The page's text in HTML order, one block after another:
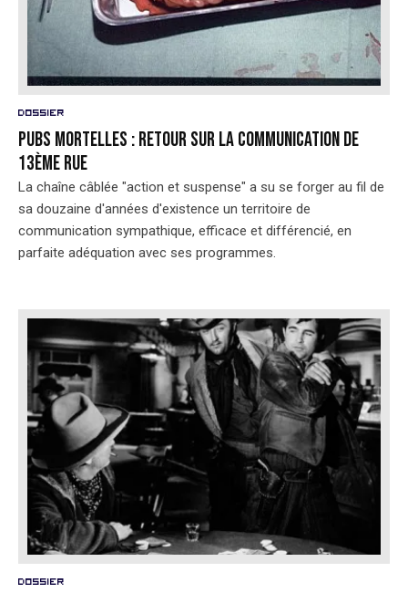
Dossier
Pubs mortelles : retour sur la communication de
13ème Rue
La chaîne câblée "action et suspense" a su se forger au fil de
sa douzaine d'années d'existence un territoire de
communication sympathique, efficace et différencié, en
parfaite adéquation avec ses programmes.
Dossier